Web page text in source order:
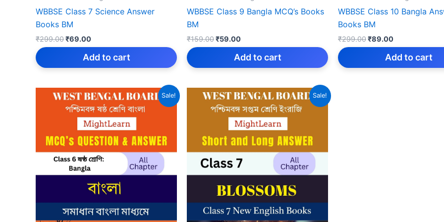
WBBSE Class 7 Science Answer
Books BM
₹299.00Original
price
₹69.00Current
price
is:
Add to cart
WBBSE Class 9 Bangla MCQ’s Books
BM
₹159.00Original
price
₹59.00Current
price
is:
Add to cart
WBBSE Class 10 Bangla
Books BM
₹299.00Original
price
₹89.00Current
price
is:
Add to cart
Sale! Sale!